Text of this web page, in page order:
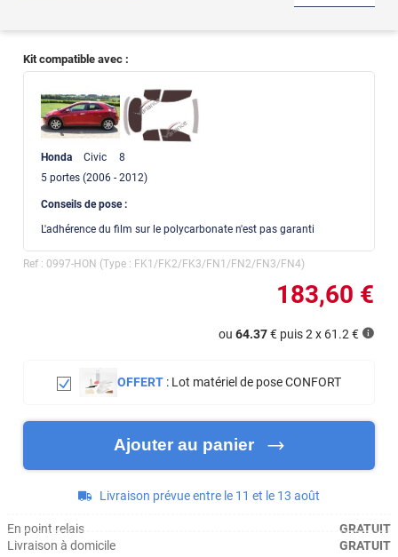
Kit compatible avec :
Honda Civic
8
5 portes(2006 - 2012)
Conseils de pose :
L'adhérence du film sur le polycarbonate n'est pas garanti
Ref : 0997-HON (Type : FK1/FK2/FK3/FN1/FN2/FN3/FN4)
183,60 €
ou 64.37€ puis 2 x 61.2 €
OFFERT : Lot matériel de pose CONFORT
Ajouter au panier
Livraison prévue entre le 11 et le 13 août
En point relais
GRATUIT
Livraison à domicile
GRATUIT